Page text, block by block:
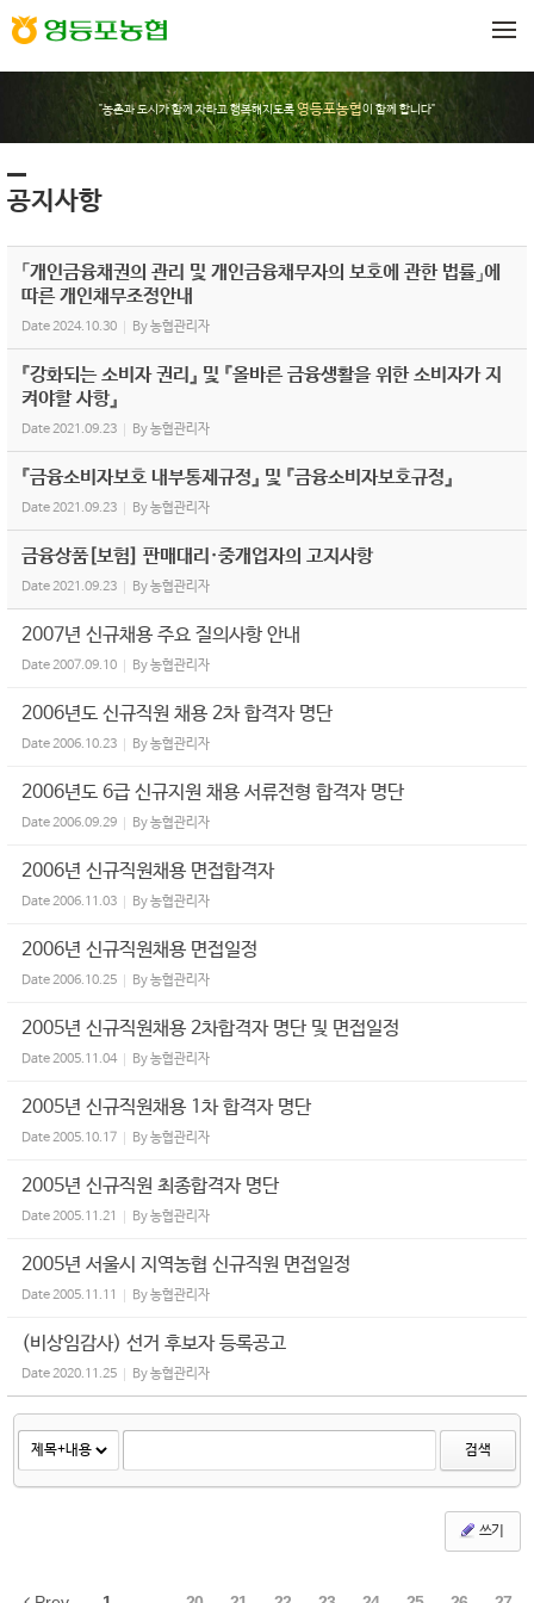
"농촌과 도시가 함께 자라고 행복해지도록영등포농협이 함께 합니다"
공지사항
「개인금융채권의 관리 및 개인금융채무자의 보호에 관한 법률」에
따른 개인채무조정안내
Date2024.10.30 By농협관리자
『강화되는 소비자 권리』 및 『올바른 금융생활을 위한 소비자가 지
켜야할 사항』
Date2021.09.23 By농협관리자
『금융소비자보호 내부통제규정』 및 『금융소비자보호규정』
Date2021.09.23 By농협관리자
금융상품[보험] 판매대리·중개업자의 고지사항
Date2021.09.23 By농협관리자
2007년 신규채용 주요 질의사항 안내
Date2007.09.10 By농협관리자
2006년도 신규직원 채용 2차 합격자 명단
Date2006.10.23 By농협관리자
2006년도 6급 신규지원 채용 서류전형 합격자 명단
Date2006.09.29 By농협관리자
2006년 신규직원채용 면접합격자
Date2006.11.03 By농협관리자
2006년 신규직원채용 면접일정
Date2006.10.25 By농협관리자
2005년 신규직원채용 2차합격자 명단 및 면접일정
Date2005.11.04 By농협관리자
2005년 신규직원채용 1차 합격자 명단
Date2005.10.17 By농협관리자
2005년 신규직원 최종합격자 명단
Date2005.11.21 By농협관리자
2005년 서울시 지역농협 신규직원 면접일정
Date2005.11.11 By농협관리자
(비상임감사) 선거 후보자 등록공고
Date2020.11.25 By농협관리자
검색
쓰기